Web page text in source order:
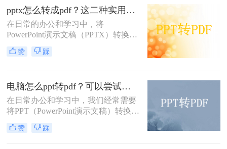
示的首选格式。无论是为了在线分
享、打印成册还是确保演示内容的格
式一致性，将PPT转换为PDF都是一
个明智的选择。那么ppt怎么转换成
pdf呢？本文将详细介绍几种将PPT转
换成PDF的方法，帮助您轻松完成这
pptx怎么转成pdf？这二种实用方法轻松解决！
在日常的办公和学习中，将
PowerPoint演示文稿（PPTX）转换为
PDF格式是一项常见且重要的任务。
PDF格式因其良好的跨平台兼容性、
件格式。本文将详细介绍pptx怎么转
成pdf的多种方法。
赞 踩
电脑怎么ppt转pdf？可以尝试一下这3个转换方法！
在日常办公和学习中，我们经常需要
将PPT（PowerPoint演示文稿）转换为
PDF格式，以便于分享、打印或存
档。那么电脑怎么ppt转pdf呢？本文
赞 踩